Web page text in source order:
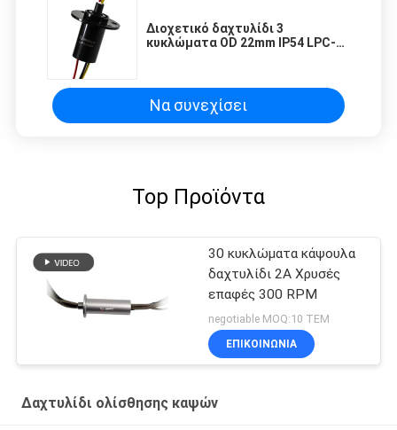
Διοχετικό δαχτυλίδι 3
κυκλώματα OD 22mm IP54 LPC-
Να συνεχίσει
Top Προϊόντα
30 κυκλώματα κάψουλα
δαχτυλίδι 2A Χρυσές
επαφές 300 RPM
negotiable MOQ:10 ΤΕΜ
ΕΠΙΚΟΙΝΩΝΙΑ
Δαχτυλίδι ολίσθησης καψών